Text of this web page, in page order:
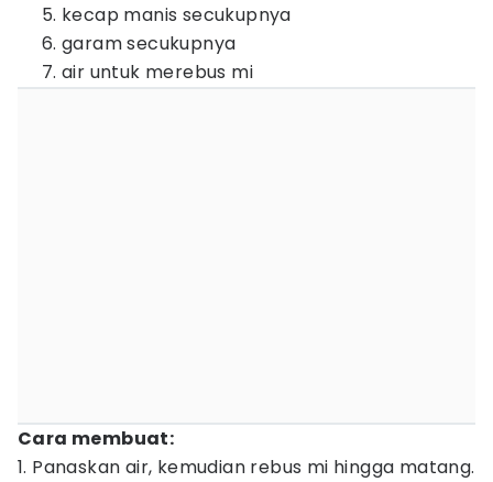
kecap manis secukupnya
garam secukupnya
air untuk merebus mi
Cara membuat:
1. Panaskan air, kemudian rebus mi hingga matang.